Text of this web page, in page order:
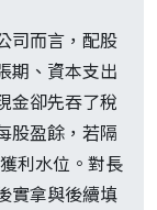
司而言，配股
期、資本支出
金卻先吞了稅
股盈餘，若隔
利水位。對長
實拿與後續填